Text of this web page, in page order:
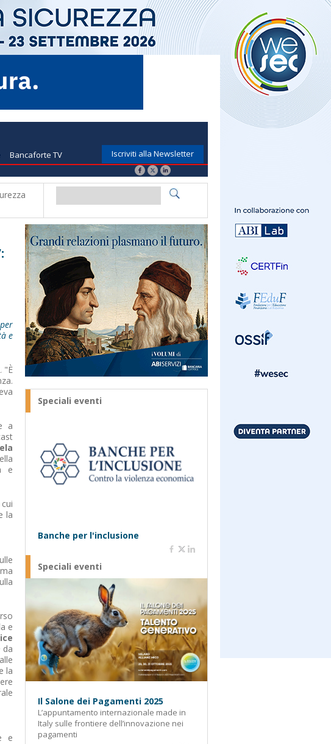
Bancaforte TV Iscriviti alla Newsletter
e
"È
a
e
la
e
da
la
e
Speciali eventi
Banche per l'inclusione
Speciali eventi
Il Salone dei Pagamenti 2025
L’appuntamento internazionale made in
Italy sulle frontiere dell’innovazione nei
pagamenti